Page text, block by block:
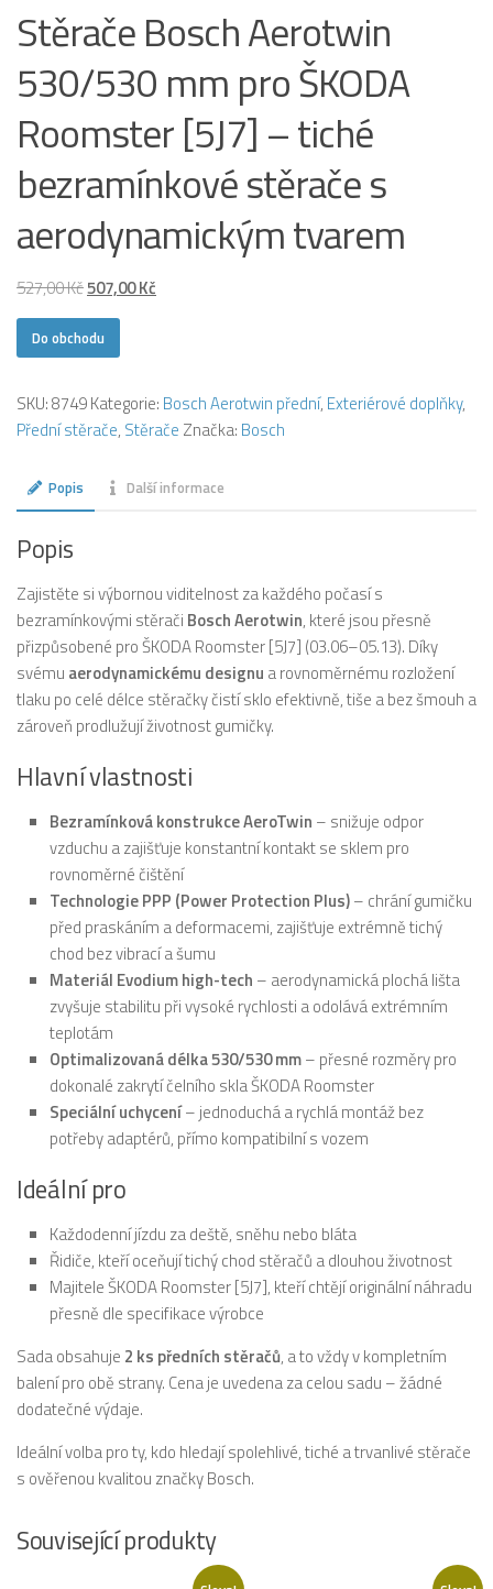
Stěrače Bosch Aerotwin
530/530 mm pro ŠKODA
Roomster [5J7] – tiché
bezramínkové stěrače s
aerodynamickým tvarem
527,00KčPůvodní
cena
byla:
527,00 Kč.
507,00Kč
Do obchodu
SKU:8749Kategorie: Bosch Aerotwin přední, Exteriérové doplňky,
Přední stěrače, Stěrače Značka: Bosch
Popis Další informace
Popis
Zajistěte si výbornou viditelnost za každého počasí s
bezramínkovými stěrači Bosch Aerotwin, které jsou přesně
přizpůsobené pro ŠKODA Roomster [5J7] (03.06–05.13). Díky
svému aerodynamickému designu a rovnoměrnému rozložení
tlaku po celé délce stěračky čistí sklo efektivně, tiše a bez šmouh a
zároveň prodlužují životnost gumičky.
Hlavní vlastnosti
Bezramínková konstrukce AeroTwin – snižuje odpor
vzduchu a zajišťuje konstantní kontakt se sklem pro
rovnoměrné čištění
Technologie PPP (Power Protection Plus)– chrání gumičku
před praskáním a deformacemi, zajišťuje extrémně tichý
chod bez vibrací a šumu
Materiál Evodium high-tech – aerodynamická plochá lišta
zvyšuje stabilitu při vysoké rychlosti a odolává extrémním
teplotám
Optimalizovaná délka 530/530 mm– přesné rozměry pro
dokonalé zakrytí čelního skla ŠKODA Roomster
Speciální uchycení– jednoduchá a rychlá montáž bez
potřeby adaptérů, přímo kompatibilní s vozem
Ideální pro
Každodenní jízdu za deště, sněhu nebo bláta
Řidiče, kteří oceňují tichý chod stěračů a dlouhou životnost
Majitele ŠKODA Roomster [5J7], kteří chtějí originální náhradu
přesně dle specifikace výrobce
Sada obsahuje 2 ks předních stěračů, a to vždy v kompletním
balení pro obě strany. Cena je uvedena za celou sadu – žádné
dodatečné výdaje.
Ideální volba pro ty, kdo hledají spolehlivé, tiché a trvanlivé stěrače
s ověřenou kvalitou značky Bosch.
Související produkty